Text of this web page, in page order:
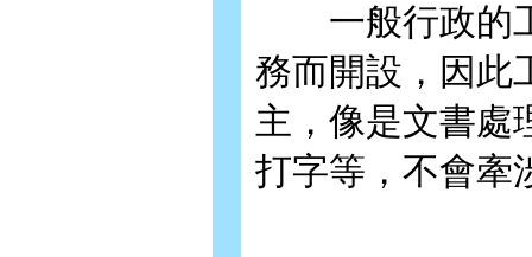
一般行政的工
務而開設，因此
主，像是文書處
打字等，不會牽